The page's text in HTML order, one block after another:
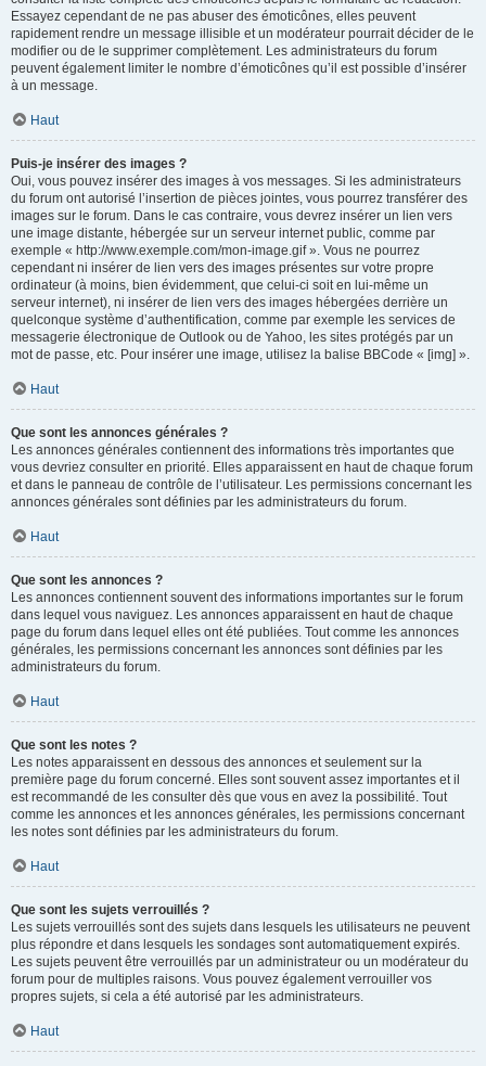
Essayez cependant de ne pas abuser des émoticônes, elles peuvent
rapidement rendre un message illisible et un modérateur pourrait décider de le
modifier ou de le supprimer complètement. Les administrateurs du forum
peuvent également limiter le nombre d’émoticônes qu’il est possible d’insérer
à un message.
Haut
Puis-je insérer des images ?
Oui, vous pouvez insérer des images à vos messages. Si les administrateurs
du forum ont autorisé l’insertion de pièces jointes, vous pourrez transférer des
images sur le forum. Dans le cas contraire, vous devrez insérer un lien vers
une image distante, hébergée sur un serveur internet public, comme par
exemple « http://www.exemple.com/mon-image.gif ». Vous ne pourrez
cependant ni insérer de lien vers des images présentes sur votre propre
ordinateur (à moins, bien évidemment, que celui-ci soit en lui-même un
serveur internet), ni insérer de lien vers des images hébergées derrière un
quelconque système d’authentification, comme par exemple les services de
messagerie électronique de Outlook ou de Yahoo, les sites protégés par un
mot de passe, etc. Pour insérer une image, utilisez la balise BBCode « [img] ».
Haut
Que sont les annonces générales ?
Les annonces générales contiennent des informations très importantes que
vous devriez consulter en priorité. Elles apparaissent en haut de chaque forum
et dans le panneau de contrôle de l’utilisateur. Les permissions concernant les
annonces générales sont définies par les administrateurs du forum.
Haut
Que sont les annonces ?
Les annonces contiennent souvent des informations importantes sur le forum
dans lequel vous naviguez. Les annonces apparaissent en haut de chaque
page du forum dans lequel elles ont été publiées. Tout comme les annonces
générales, les permissions concernant les annonces sont définies par les
administrateurs du forum.
Haut
Que sont les notes ?
Les notes apparaissent en dessous des annonces et seulement sur la
première page du forum concerné. Elles sont souvent assez importantes et il
est recommandé de les consulter dès que vous en avez la possibilité. Tout
comme les annonces et les annonces générales, les permissions concernant
les notes sont définies par les administrateurs du forum.
Haut
Que sont les sujets verrouillés ?
Les sujets verrouillés sont des sujets dans lesquels les utilisateurs ne peuvent
plus répondre et dans lesquels les sondages sont automatiquement expirés.
Les sujets peuvent être verrouillés par un administrateur ou un modérateur du
forum pour de multiples raisons. Vous pouvez également verrouiller vos
propres sujets, si cela a été autorisé par les administrateurs.
Haut